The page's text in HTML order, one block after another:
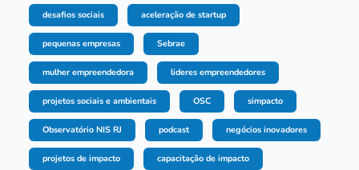
desafios sociais aceleração de startup
pequenas empresas Sebrae
mulher empreendedora lideres empreendedores
projetos sociais e ambientais OSC simpacto
Observatório NIS RJ podcast negócios inovadores
projetos de impacto capacitação de impacto